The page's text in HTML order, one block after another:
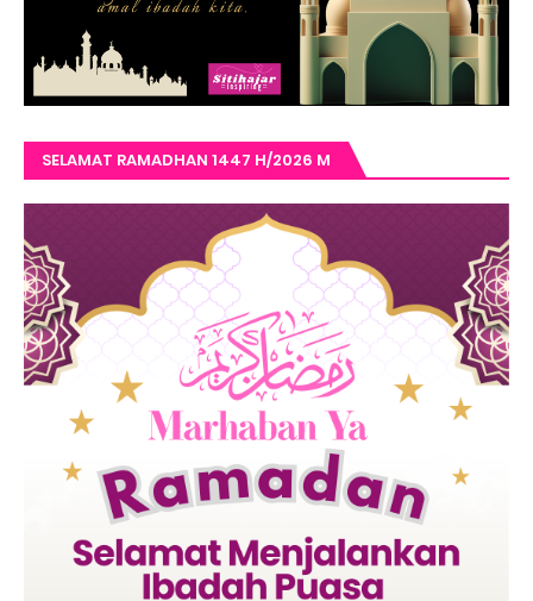
SELAMAT RAMADHAN 1447 H/2026 M